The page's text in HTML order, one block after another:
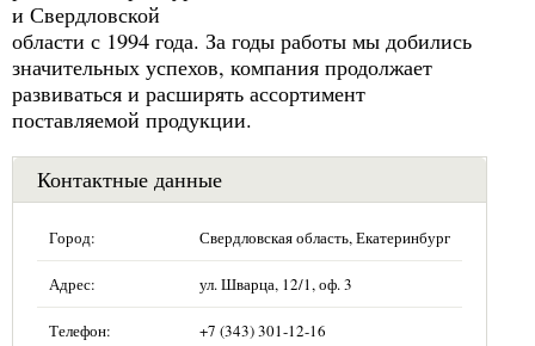
и Свердловской
области с 1994 года. За годы работы мы добились
значительных успехов, компания продолжает
развиваться и расширять ассортимент
поставляемой продукции.
Контактные данные
Город: Свердловская область, Екатеринбург
Адрес: ул. Шварца, 12/1, оф. 3
Телефон: +7 (343) 301-12-16